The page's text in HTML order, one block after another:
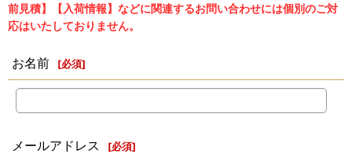
前見積】【入荷情報】などに関連するお問い合わせには個別のご対
応はいたしておりません。
お名前 [必須]
メールアドレス [必須]